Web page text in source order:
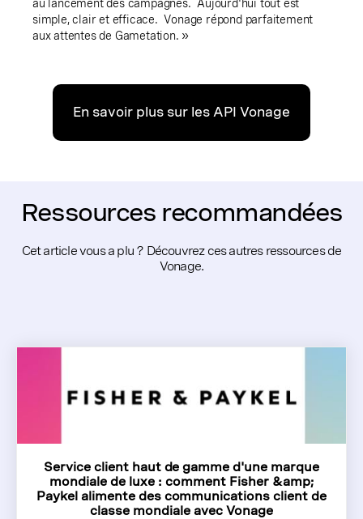
au lancement des campagnes. Aujourd'hui tout est
simple, clair et efficace. Vonage répond parfaitement
aux attentes de Gametation. »
En savoir plus sur les API Vonage
Ressources recommandées
Cet article vous a plu ? Découvrez ces autres ressources de
Vonage.
Service client haut de gamme d'une marque
mondiale de luxe : comment Fisher &amp;
Paykel alimente des communications client de
classe mondiale avec Vonage